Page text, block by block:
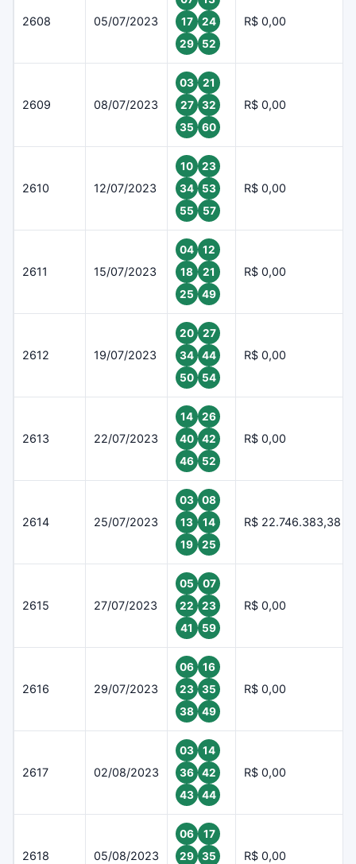
2608 05/07/2023
17
24
29
52
R$ 0,00
2609 08/07/2023
03
21
27
32
35
60
R$ 0,00
2610 12/07/2023
10
23
34
53
55
57
R$ 0,00
2611 15/07/2023
04
12
18
21
25
49
R$ 0,00
2612 19/07/2023
20
27
34
44
50
54
R$ 0,00
2613 22/07/2023
14
26
40
42
46
52
R$ 0,00
2614 25/07/2023
03
08
13
14
19
25
R$ 22.746.383,38
2615 27/07/2023
05
07
22
23
41
59
R$ 0,00
2616 29/07/2023
06
16
23
35
38
49
R$ 0,00
2617 02/08/2023
03
14
36
42
43
44
R$ 0,00
2618 05/08/2023
06
17
29
35
R$ 0,00